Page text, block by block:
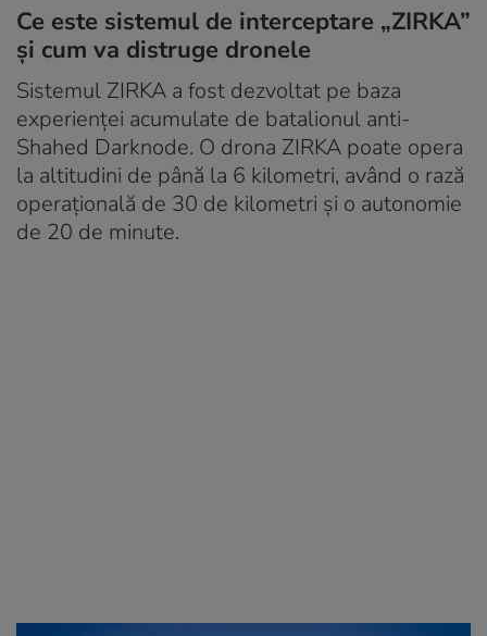
Ce este sistemul de interceptare „ZIRKA”
și cum va distruge dronele
Sistemul ZIRKA a fost dezvoltat pe baza
experienței acumulate de batalionul anti-
Shahed Darknode. O drona ZIRKA poate opera
la altitudini de până la 6 kilometri, având o rază
operațională de 30 de kilometri și o autonomie
de 20 de minute.